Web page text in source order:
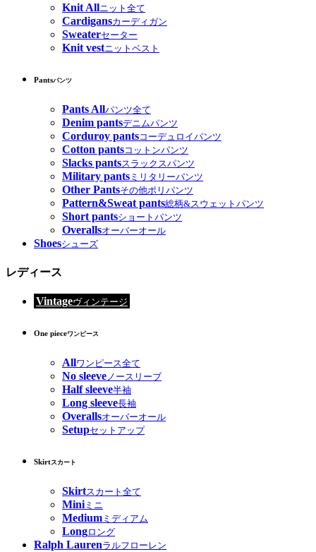
Knit Allニット全て
Cardigansカーディガン
Sweaterセーター
Knit vestニットベスト
Pantsパンツ
Pants Allパンツ全て
Denim pantsデニムパンツ
Corduroy pantsコーデュロイパンツ
Cotton pantsコットンパンツ
Slacks pantsスラックスパンツ
Military pants ミリタリーパンツ
Other Pantsその他ポリパンツ
Pattern&Sweat pants総柄&スウェットパンツ
Short pantsショートパンツ
Overallsオーバーオール
Shoesシューズ
レディース
Vintageヴィンテージ
One pieceワンピース
Allワンピース全て
No sleeveノースリーブ
Half sleeve半袖
Long sleeve長袖
Overallsオーバーオール
Setupセットアップ
Skirtスカート
Skirtスカート全て
Miniミニ
Medium ミディアム
Longロング
Ralph Laurenラルフローレン